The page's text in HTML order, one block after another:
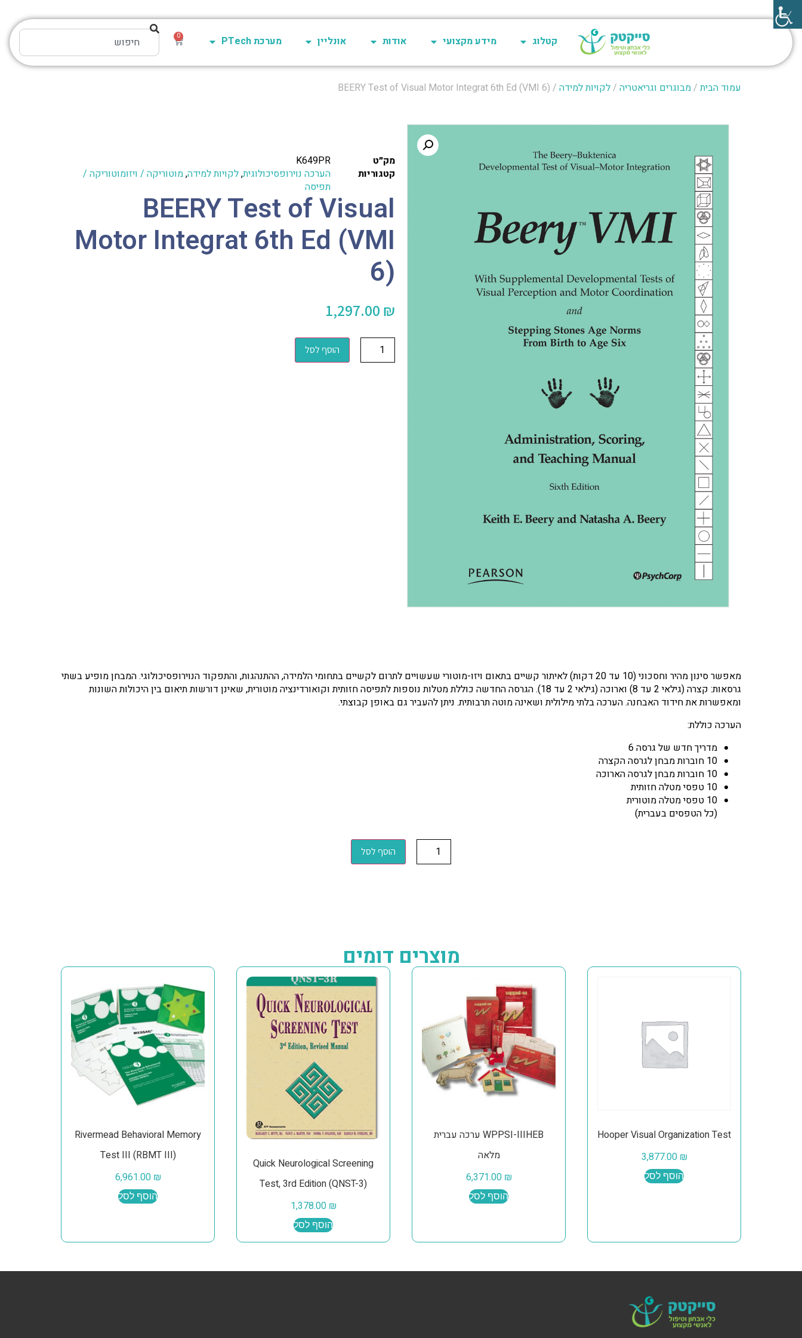
0 קטלוג מידע מקצועי אודות אונליין מערכת PTech
עמוד הבית/מבוגרים וגריאטריה /לקויות למידה / BEERY Test of Visual Motor Integrat 6th Ed (VMI 6)
מק״ט
K649PR
קטגוריות
הערכה נוירופסיכולוגית,לקויות למידה,מוטוריקה / ויזומוטוריקה /
תפיסה
BEERY Test of Visual
Motor Integrat 6th Ed (VMI
6)
1,297.00 ₪
הוסף לסל
מאפשר סינון מהיר וחסכוני (10 עד 20 דקות) לאיתור קשיים בתאום ויזו-מוטורי שעשויים לתרום לקשיים בתחומי הלמידה, ההתנהגות, והתפקוד הנוירופסיכולוגי. המבחן מופיע בשתי
גרסאות: קצרה (גילאי 2 עד 8) וארוכה (גילאי 2 עד 18). הגרסה החדשה כוללת מטלות נוספות לתפיסה חזותית וקואורדינציה מוטורית, שאינן דורשות תיאום בין היכולות השונות
ומאפשרות את חידוד האבחנה. הערכה בלתי מילולית ושאינה מוטה תרבותית. ניתן להעביר גם באופן קבוצתי.
הערכה כוללת:
מדריך חדש של גרסה 6
10 חוברות מבחן לגרסה הקצרה
10 חוברות מבחן לגרסה הארוכה
10 טפסי מטלה חזותית
10 טפסי מטלה מוטורית
(כל הטפסים בעברית)
הוסף לסל
מוצרים דומים
Hooper Visual Organization Test
3,877.00 ₪
הוסף לסל
WPPSI-IIIHEB ערכה עברית
מלאה
6,371.00 ₪
הוסף לסל
Quick Neurological Screening
Test, 3rd Edition (QNST-3)
1,378.00 ₪
הוסף לסל
Rivermead Behavioral Memory
Test III (RBMT III)
6,961.00 ₪
הוסף לסל